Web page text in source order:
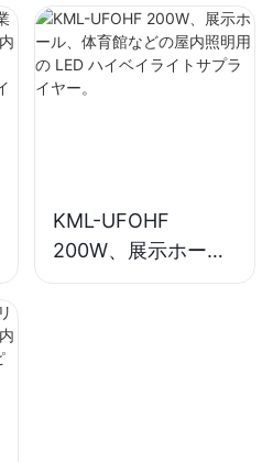
の LED ハイベイラ
イトサプライヤー。
KML-UFOHF
200W、展示ホー
ル、体育館などの屋